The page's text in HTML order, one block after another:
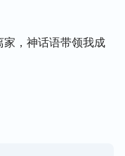
以前的先知，人也
啊，我要想得着生
所受的苦是蒙主称
主、传扬见证主，
，神话语带领我成